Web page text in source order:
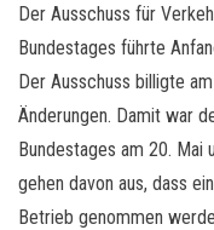
Der Ausschuss für
Bundestages führte
Der Ausschuss billigte
Änderungen. Damit war
Bundestages am 20. Mai
gehen davon aus, dass
Betrieb genommen